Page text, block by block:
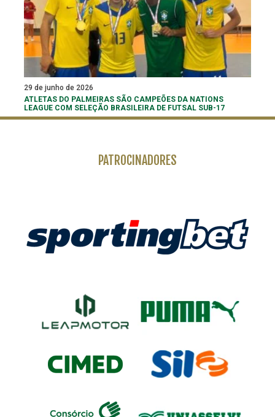
29 de junho de 2026
ATLETAS DO PALMEIRAS SÃO CAMPEÕES DA NATIONS
LEAGUE COM SELEÇÃO BRASILEIRA DE FUTSAL SUB-17
PATROCINADORES